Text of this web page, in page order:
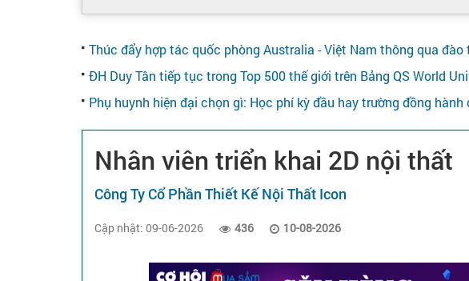
Thúc đẩy hợp tác quốc phòng Australia - Việt Nam thông qua đào
ĐH Duy Tân tiếp tục trong Top 500 thế giới trên Bảng QS World
Phụ huynh hiện đại chọn gì: Học phí kỳ đầu hay trường đồng hành
Nhân viên triển khai 2D nội thất
Công Ty Cổ Phần Thiết Kế Nội Thất Icon
Cập nhật: 09-06-2026 436 10-08-2026